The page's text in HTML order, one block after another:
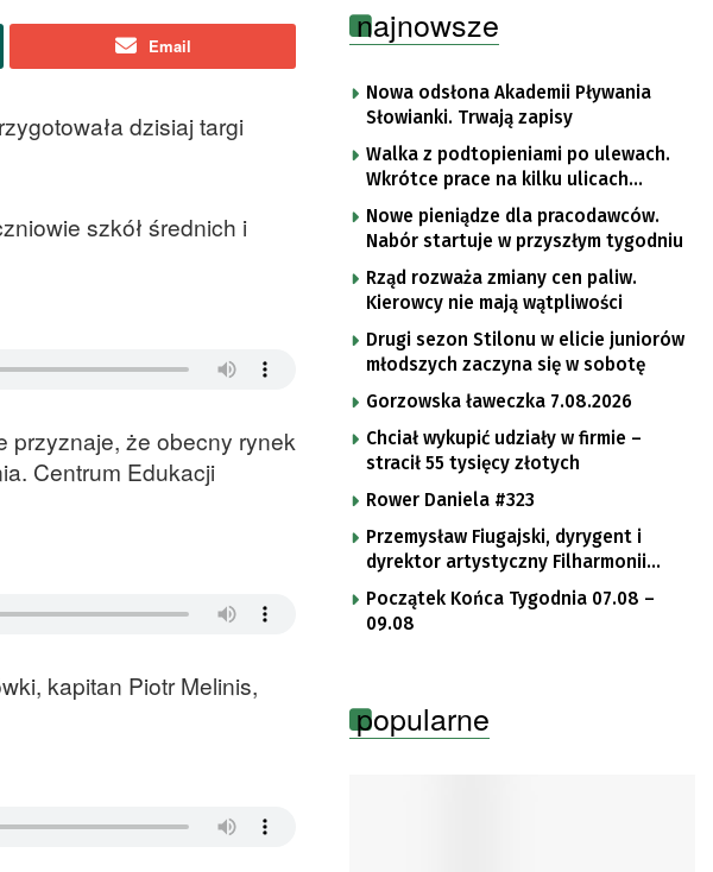
Email
dzisiaj targi
szkół średnich i
przyznaje, że obecny rynek
Centrum Edukacji
kapitan Piotr Melinis,
najnowsze
Nowa odsłona Akademii Pływania
Słowianki. Trwają zapisy
Walka z podtopieniami po ulewach.
Wkrótce prace na kilku ulicach
Gorzowa
Nowe pieniądze dla pracodawców.
Nabór startuje w przyszłym tygodniu
Rząd rozważa zmiany cen paliw.
Kierowcy nie mają wątpliwości
Drugi sezon Stilonu w elicie juniorów
młodszych zaczyna się w sobotę
Gorzowska ławeczka 7.08.2026
Chciał wykupić udziały w firmie –
stracił 55 tysięcy złotych
Rower Daniela #323
Przemysław Fiugajski, dyrygent i
dyrektor artystyczny Filharmonii
Gorzowskiej
Początek Końca Tygodnia 07.08 –
09.08
popularne